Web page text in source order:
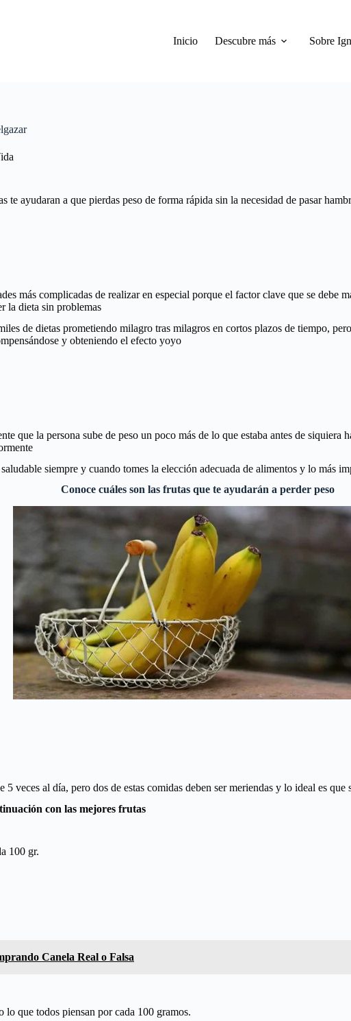
Inicio
Descubre más Sobre
te ayudaran a que pierdas peso de forma rápida sin la necesidad de pasar
más complicadas de realizar en especial porque el factor clave que se debe
la dieta sin problemas
de dietas prometiendo milagro tras milagros en cortos plazos de tiempo,
y obteniendo el efecto yoyo
que la persona sube de peso un poco más de lo que estaba antes de
siempre y cuando tomes la elección adecuada de alimentos y lo más
Conoce cuáles son las frutas que te ayudarán a perder peso
veces al día, pero dos de estas comidas deben ser meriendas y lo ideal es que
con las mejores frutas
100 gr.
Canela Real o Falsa
que todos piensan por cada 100 gramos.